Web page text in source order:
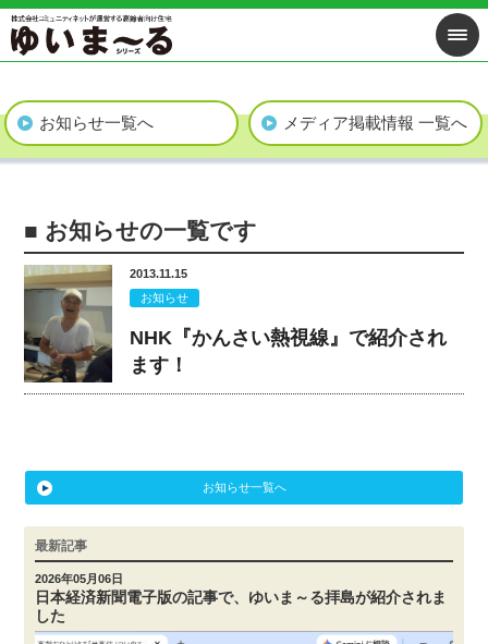
お知らせ一覧へ メディア掲載情報 一覧へ
■ お知らせの一覧です
2013.11.15
お知らせ
NHK『かんさい熱視線』で紹介され
ます！
お知らせ一覧へ
最新記事
2026年05月06日
日本経済新聞電子版の記事で、ゆいま～る拝島が紹介されま
した